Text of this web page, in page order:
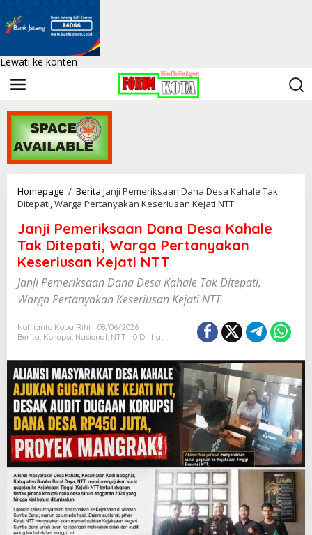
Lewati ke konten
Homepage / Berita Janji Pemeriksaan Dana Desa Kahale Tak
Ditepati, Warga Pertanyakan Keseriusan Kejati NTT
Janji Pemeriksaan Dana Desa Kahale
Tak Ditepati, Warga Pertanyakan
Keseriusan Kejati NTT
Janji Pemeriksaan Dana Desa Kahale Tak Ditepati,
Warga Pertanyakan Keseriusan Kejati NTT
Nofrianto Kopa Rihi
08/06/2026
Berita, Korupsi, Nasional, NTT 0 Dilihat